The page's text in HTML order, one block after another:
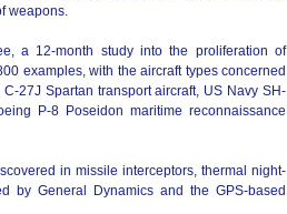
weapons.
a 12-month study into the proliferation of
examples, with the aircraft types concerned
27J Spartan transport aircraft, US Navy SH-
P-8 Poseidon maritime reconnaissance
in missile interceptors, thermal night-
by General Dynamics and the GPS-based